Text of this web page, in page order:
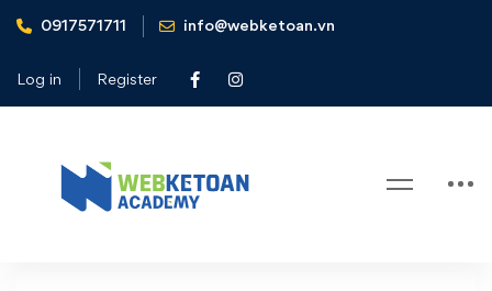
0917571711 info@webketoan.vn
Log in Register
Home Thí điểm thanh tra thuế bằng phương pháp điện tử
Tag: Thí điểm thanh tra thuế bằng